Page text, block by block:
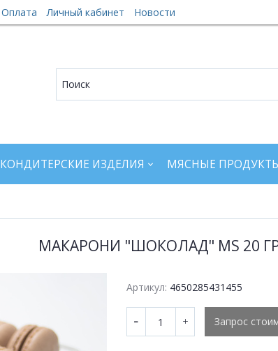
Оплата Личный кабинет Новости
КОНДИТЕРСКИЕ ИЗДЕЛИЯ МЯСНЫЕ
МАКАРОНИ "ШОКОЛАД" MS 20
Артикул: 4650285431455
Запрос